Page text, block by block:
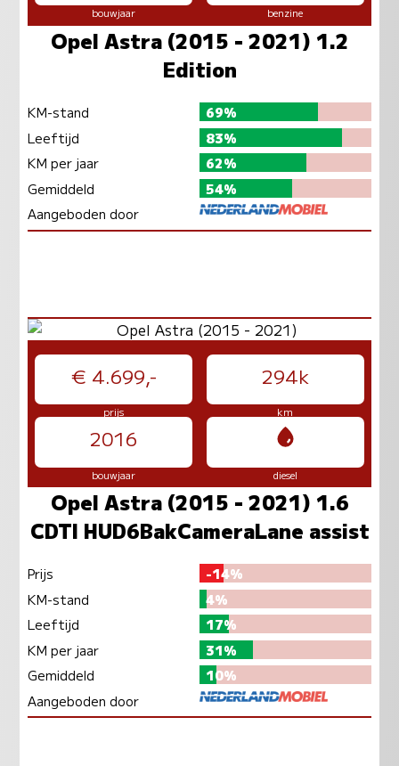
bouwjaar benzine
Opel Astra (2015 - 2021) 1.2
Edition
KM-stand
69%
Leeftijd
83%
KM per jaar
62%
Gemiddeld
54%
Aangeboden door
€ 4.699,- 294k
prijs km
2016
bouwjaar diesel
Opel Astra (2015 - 2021) 1.6
CDTI HUD6BakCameraLane assist
Prijs
-14%
KM-stand
4%
Leeftijd
17%
KM per jaar
31%
Gemiddeld
10%
Aangeboden door